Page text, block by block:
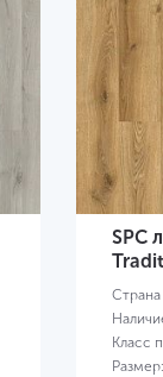
SPC
Страна
Класс
Размер: